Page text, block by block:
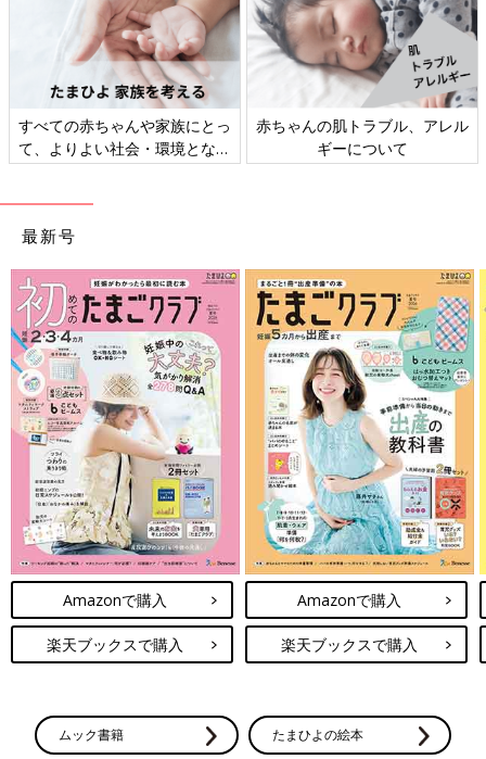
すべての赤ちゃんや家族にとっ
て、よりよい社会・環境となる
ことをめざしてさまざまな課題
赤ちゃんの肌トラブル、アレル
ギーについて
最新号
Amazonで購入
楽天ブックスで購入
Amazonで購入
楽天ブックスで購入
ムック書籍 たまひよの絵本